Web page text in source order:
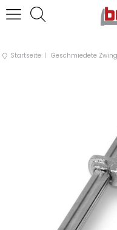
Startseite Geschmiedete